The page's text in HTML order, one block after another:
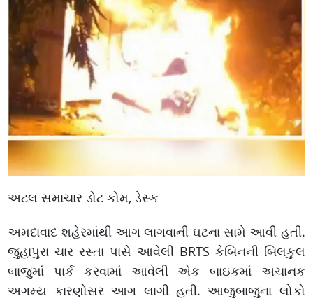
અટલ સમાચાર ડોટ કોમ, ડેસ્ક
અમદાવાદ શહેરમાંથી આગ લાગવાની ઘટના સામે આવી હતી.
જુહાપુરા ચાર રસ્તા પાસે આવેલી BRTS કેબિનની બિલકુલ
બાજુમાં પાર્ક કરવામાં આવેલી એક બાઇકમાં અચાનક
અગમ્ય કારણોસર આગ લાગી હતી. આજુબાજુના લોકો